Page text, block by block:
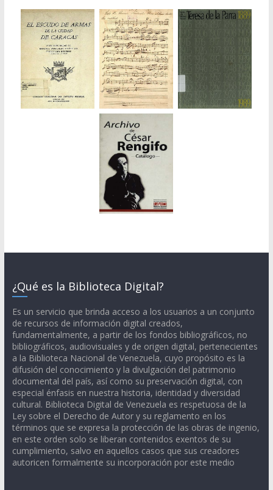
¿Qué es la Biblioteca Digital?
Es un servicio que brinda acceso a los usuarios a un conjunto
de recursos de información digital creados,
fundamentalmente, a partir de los fondos bibliográficos, no
bibliográficos, audiovisuales y de origen digital, pertenecientes
a la Biblioteca Nacional de Venezuela, cuyo propósito es la
difusión del conocimiento y la divulgación del patrimonio
documental del país, así como su preservación digital, con
especial énfasis en nuestra historia, identidad y diversidad
cultural. Biblioteca Digital de Venezuela es respetuosa de la
Ley sobre el Derecho de Autor y su reglamento en los
términos que se expresa la protección de las obras de ingenio,
en este orden solo se liberan contenidos exentos de su
cumplimiento, salvo en aquellos casos que sus creadores
autoricen formalmente su incorporación por este medio